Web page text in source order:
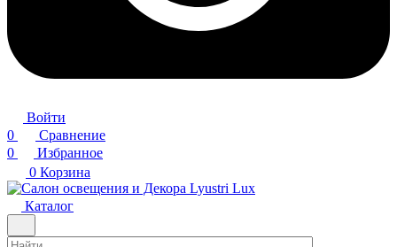
Войти
0
Сравнение
0
Избранное
0 Корзина
Каталог